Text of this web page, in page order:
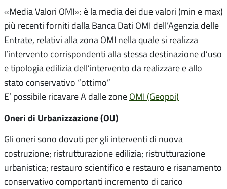
«Media Valori OMI»: è la media dei due valori (min e max)
più recenti forniti dalla Banca Dati OMI dell’Agenzia delle
Entrate, relativi alla zona OMI nella quale si realizza
l’intervento corrispondenti alla stessa destinazione d’uso
e tipologia edilizia dell’intervento da realizzare e allo
stato conservativo “ottimo”
E’ possibile ricavare A dalle zone OMI (Geopoi)
Oneri di Urbanizzazione (OU)
Gli oneri sono dovuti per gli interventi di nuova
costruzione; ristrutturazione edilizia; ristrutturazione
urbanistica; restauro scientifico e restauro e risanamento
conservativo comportanti incremento di carico